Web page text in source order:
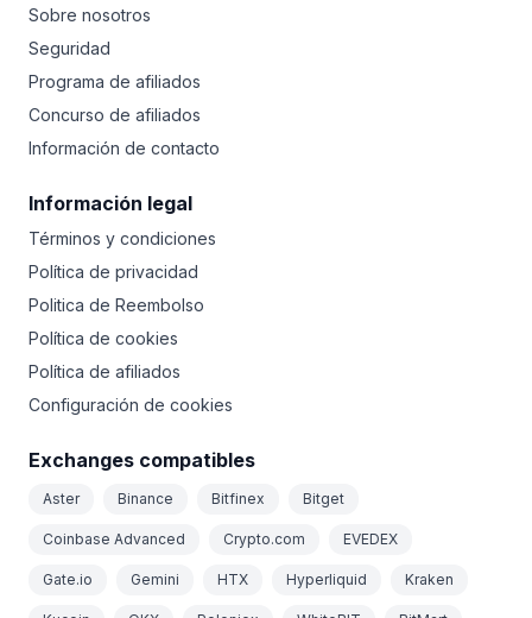
Sobre nosotros
Seguridad
Programa de afiliados
Concurso de afiliados
Información de contacto
Información legal
Términos y condiciones
Política de privacidad
Politica de Reembolso
Política de cookies
Política de afiliados
Configuración de cookies
Exchanges compatibles
Aster Binance Bitfinex Bitget
Coinbase Advanced Crypto.com EVEDEX
Gate.io Gemini HTX Hyperliquid Kraken